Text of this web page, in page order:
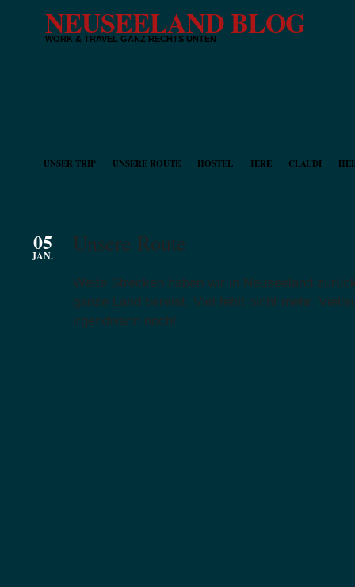
NEUSEELAND BLOG
WORK & TRAVEL GANZ RECHTS UNTEN
UNSER TRIP UNSERE ROUTE HOSTEL JERE CLAUDI
05
JAN. Unsere Route
Weite Strecken haben wir in Neuseeland
ganze Land bereist. Viel fehlt nicht mehr.
irgendwann noch!